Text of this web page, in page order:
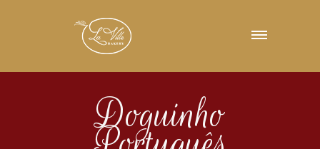
Doguinho